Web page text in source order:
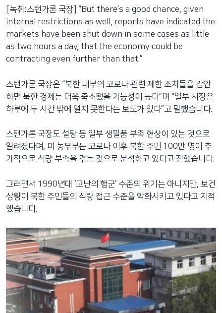
[녹취:스탠가론 국장] “But there’s a good chance, given
internal restrictions as well, reports have indicated the
markets have been shut down in some cases as little
as two hours a day, that the economy could be
contracting even further than that.”
스탠가론 국장은 “북한 내부의 코로나 관련 제한 조치들을 감안
하면 북한 경제는 더욱 축소됐을 가능성이 높다”며 “일부 시장은
하루에 두 시간 밖에 열지 못한다는 보도가 있다”고 말했습니다.
스탠가론 국장도 설탕 등 일부 생필품 부족 현상이 있는 것으로
알려졌다며, 미 농무부는 코로나 이후 북한 주민 100만 명이 추
가적으로 식량 부족을 겪는 것으로 분석하고 있다고 전했습니다.
그러면서 1990년대 ‘고난의 행군’ 수준의 위기는 아니지만, 보건
상황이 북한 주민들의 식량 접근 수준을 악화시키고 있다고 지적
했습니다.